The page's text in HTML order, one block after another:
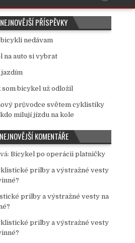
NEJNOVĚJŠÍ PŘÍSPĚVKY
nedávam
na auto si vybrat
bicykel už odložil
průvodce světem cyklistiky
milují jízdu na kole
NEJNOVĚJŠÍ KOMENTÁŘE
: Bicykel po operácii platničky
prilby a výstražné vesty
prilby a výstražné vesty na
prilby a výstražné vesty